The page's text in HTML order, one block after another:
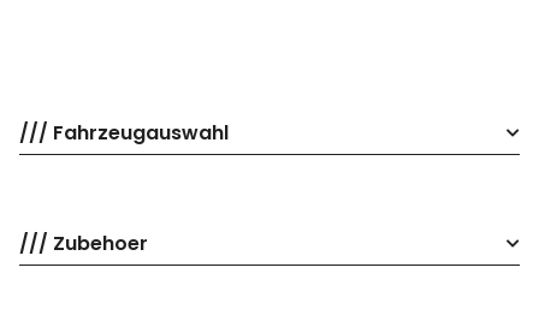
/// Fahrzeugauswahl
/// Zubehoer